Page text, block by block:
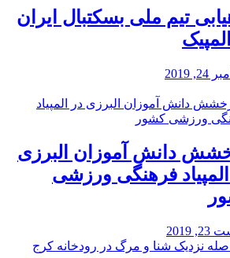
تیم ملی بسکتبال ایران
2019
دانش آموزان البرزی
فرهنگی ورزشی
2019